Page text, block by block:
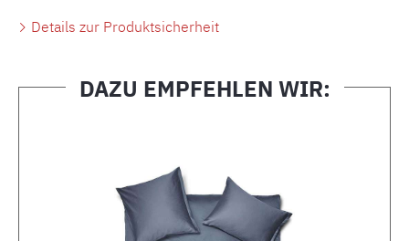
Details zur Produktsicherheit
DAZU EMPFEHLEN WIR: